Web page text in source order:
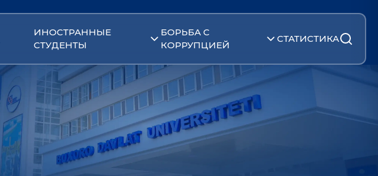
ИНОСТРАННЫЕ
СТУДЕНТЫ
БОРЬБА С
КОРРУПЦИЕЙ
СТАТИСТИКА